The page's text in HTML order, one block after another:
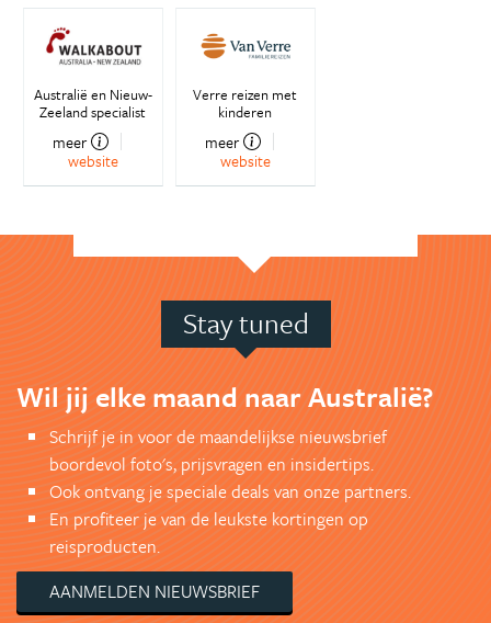
Australië en Nieuw-
Zeeland specialist
meer
website
Verre reizen met
kinderen
meer
website
Stay tuned
Wil jij elke maand naar Australië?
Schrijf je in voor de maandelijkse nieuwsbrief
boordevol foto's, prijsvragen en insidertips.
Ook ontvang je speciale deals van onze partners.
En profiteer je van de leukste kortingen op
reisproducten.
AANMELDEN NIEUWSBRIEF